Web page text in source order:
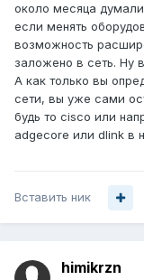
около месяца
если менять
возможность
заложено в сеть. Ну
А как только вы
сети, вы уже сами
будь то cisco или
adgecore или dlink в
Вставить ник
himikrzn